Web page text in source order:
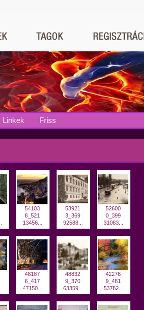
Linkek Friss
54103
8_521
13456...
53921
3_369
92588...
52600
0_399
31083...
48187
6_417
47150...
48832
9_370
63359...
42276
9_481
53782...